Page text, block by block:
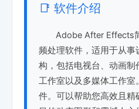
📑 软件介绍
Adobe After Effects
频处理软件，适用于从事
构，包括电视台、动画
工作室以及多媒体工作室
件。可以帮助您高效且精